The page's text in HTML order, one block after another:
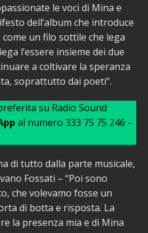
le voci di Mina e
dell’album che introduce
un filo sottile che lega
l’essere insieme dei due
a coltivare la speranza
soprattutto dai poeti”.
su Radio Sound
al numero 333 75 75 246 –
di tutto dalla parte musicale,
Fossati – “Poi sono
che volevamo fosse un
di botta e risposta. La
la presenza mia e di Mina